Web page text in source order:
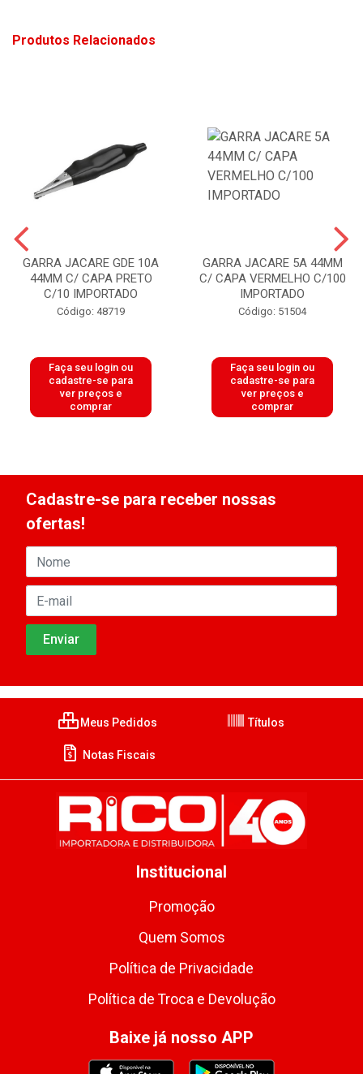
Produtos Relacionados
GARRA JACARE GDE 10A
44MM C/ CAPA PRETO
C/10 IMPORTADO
Código: 48719
Faça seu login ou
cadastre-se para
ver preços e
comprar
GARRA JACARE 5A 44MM
C/ CAPA VERMELHO C/100
IMPORTADO
Código: 51504
Faça seu login ou
cadastre-se para
ver preços e
comprar
Cadastre-se para receber nossas
ofertas!
Meus Pedidos Títulos
Notas Fiscais
Institucional
Promoção
Quem Somos
Política de Privacidade
Política de Troca e Devolução
Baixe já nosso APP